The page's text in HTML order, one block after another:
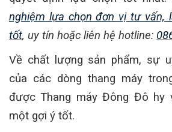
nghiệm lựa chọn đơn vị tư vấn,
tốt, uy tín hoặc liên hệ hotline:
Về chất lượng sản phẩm, sự
của các dòng thang máy
được Thang máy Đông Đô hy
một gợi ý tốt.